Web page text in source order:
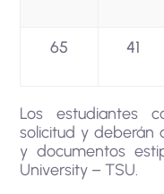
65 41
Los estudiantes
solicitud y deberán
y documentos
University – TSU.